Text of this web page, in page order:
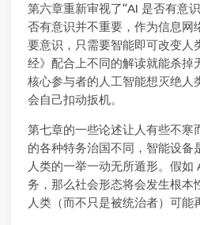
第六章重新审视了“AI 是否有意
否有意识并不重要，作为信息网
要意识，只需要智能即可改变人
经》配合上不同的解读就能杀掉
核心参与者的人工智能想灭绝人
会自己扣动扳机。
第七章的一些论述让人有些不寒
的各种特务治国不同，智能设备
人类的一举一动无所遁形。假如
务，那么社会形态将会发生根本
人类（而不只是被统治者）可能